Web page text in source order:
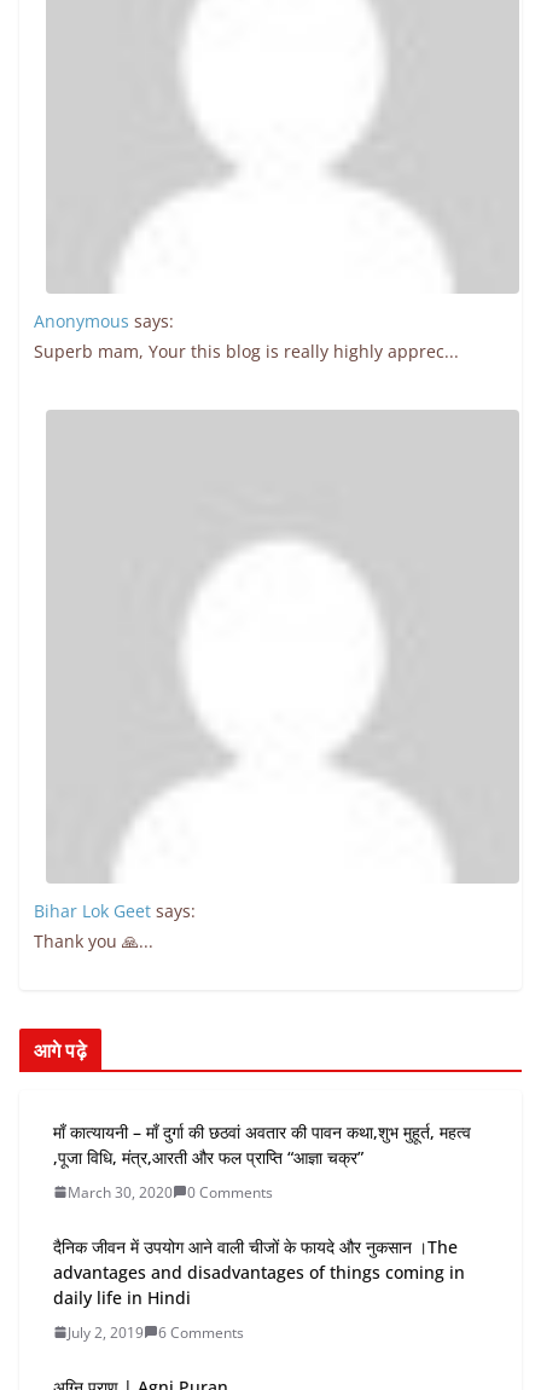
Anonymous says:
Superb mam, Your this blog is really highly apprec...
Bihar Lok Geet says:
Thank you 🙏...
आगे पढ़े
माँ कात्यायनी – माँ दुर्गा की छठवां अवतार की पावन कथा,शुभ मुहूर्त, महत्व
,पूजा विधि, मंत्र,आरती और फल प्राप्ति “आज्ञा चक्र”
March 30, 2020 0 Comments
दैनिक जीवन में उपयोग आने वाली चीजों के फायदे और नुकसान ।The
advantages and disadvantages of things coming in
daily life in Hindi
July 2, 2019 6 Comments